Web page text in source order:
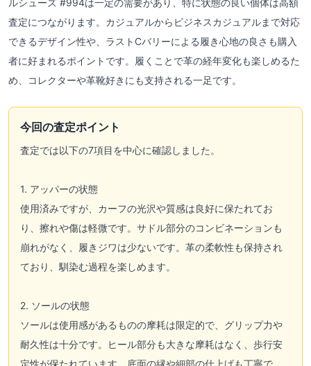
ルシューズ #994は一定の需要があり、特に状態の良い個体は高額
査定につながります。カジュアルからビジネスカジュアルまで対応
できるデザイン性や、ラストCバリーによる履き心地の良さも購入
者に好まれるポイントです。履くことで革の経年変化も楽しめるた
め、コレクターや革靴好きにも支持される一足です。
今回の査定ポイント
査定では以下の7項目を中心に確認しました。
1. アッパーの状態
使用済みですが、カーフの光沢や質感は良好に保たれてお
り、擦れや傷は軽微です。サドル部分のコンビネーションも
崩れがなく、履きジワは少ないです。革の柔軟性も保持され
ており、馴染む過程を楽しめます。
2. ソールの状態
ソールは使用感があるものの摩耗は限定的で、グリップ力や
耐久性は十分です。ヒール部分も大きな摩耗はなく、歩行安
定性が保たれています。底面の縁や細部の仕上げも丁寧で、